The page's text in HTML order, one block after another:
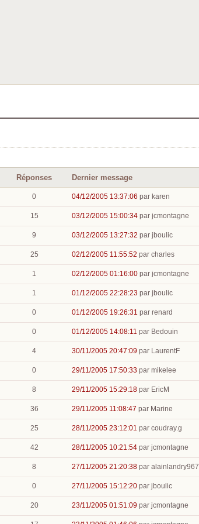
Réponses Dernier message
0 04/12/2005 13:37:06 par karen
15 03/12/2005 15:00:34 par jcmontagne
9 03/12/2005 13:27:32 par jboulic
25 02/12/2005 11:55:52 par charles
1 02/12/2005 01:16:00 par jcmontagne
1 01/12/2005 22:28:23 par jboulic
0 01/12/2005 19:26:31 par renard
0 01/12/2005 14:08:11 par Bedouin
4 30/11/2005 20:47:09 par LaurentF
0 29/11/2005 17:50:33 par mikelee
8 29/11/2005 15:29:18 par EricM
36 29/11/2005 11:08:47 par Marine
25 28/11/2005 23:12:01 par coudray.g
42 28/11/2005 10:21:54 par jcmontagne
8 27/11/2005 21:20:38 par alainlandry967
0 27/11/2005 15:12:20 par jboulic
20 23/11/2005 01:51:09 par jcmontagne